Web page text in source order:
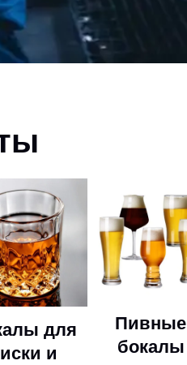
для
и
Пивные
бокалы